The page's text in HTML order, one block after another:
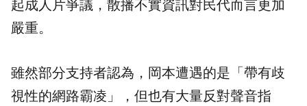
起成人片爭議，散播不實資訊對民代而言更加
嚴重。
雖然部分支持者認為，岡本遭遇的是「帶有歧
視性的網路霸凌」，但也有大量反對聲音指